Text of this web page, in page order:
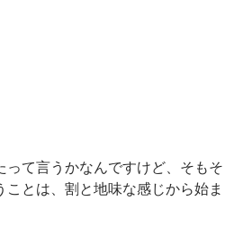
って言うかなんですけど、そもそ
ことは、割と地味な感じから始ま